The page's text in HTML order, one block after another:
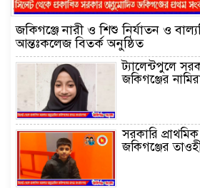
জকিগঞ্জে নারী ও শিশু নির্যাতন ও
আন্তঃকলেজ বিতর্ক অনুষ্ঠিত
ট্যালেন্টপুলে
জকিগঞ্জের
সরকারি
জকিগঞ্জের